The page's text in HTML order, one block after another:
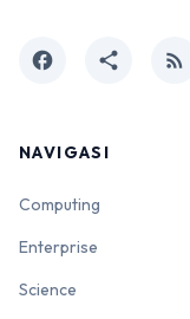
facebook share rss_feed
NAVIGASI
Computing
Enterprise
Science